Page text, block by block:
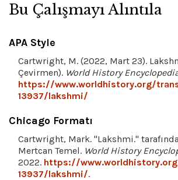
Bu Çalışmayı Alıntıla
APA Style
Cartwright, M. (2022, Mart 23).
Çevirmen). World History
https://www.worldhistory.org/
13937/lakshmi/
Chicago Formatı
Cartwright, Mark. "Lakshmi."
Mertcan Temel. World History
2022. https://
13937/lakshmi/.